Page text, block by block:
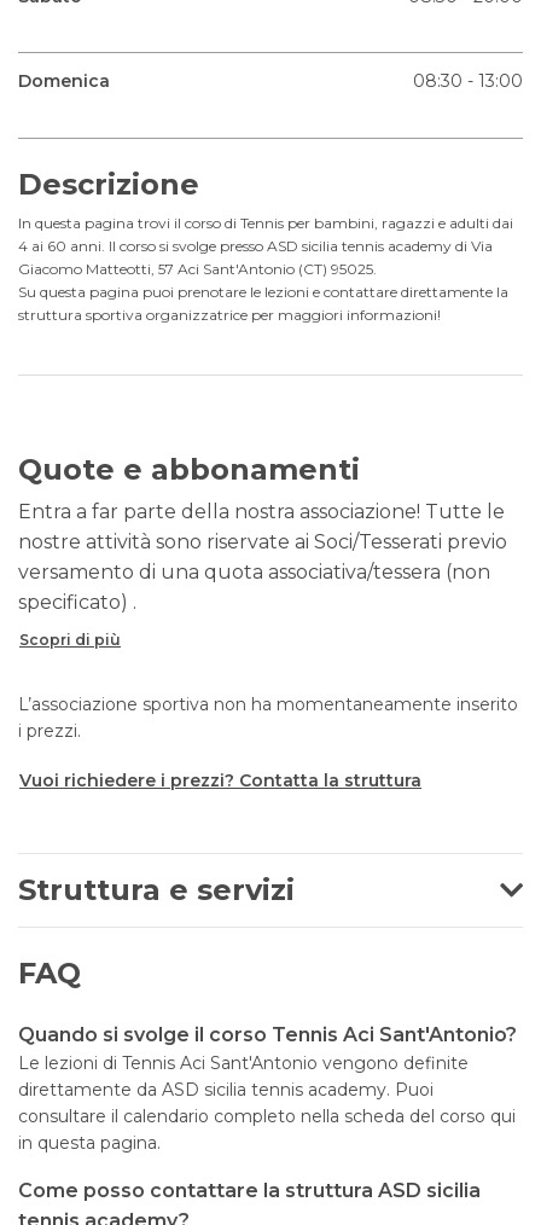
Domenica 08:30 - 13:00
Descrizione
In questa pagina trovi il corso di Tennis per bambini, ragazzi e adulti dai
4 ai 60 anni. Il corso si svolge presso ASD sicilia tennis academy di Via
Giacomo Matteotti, 57 Aci Sant'Antonio (CT) 95025.
Su questa pagina puoi prenotare le lezioni e contattare direttamente la
struttura sportiva organizzatrice per maggiori informazioni!
Quote e abbonamenti
Entra a far parte della nostra associazione! Tutte le
nostre attività sono riservate ai Soci/Tesserati previo
versamento di una quota associativa/tessera (non
specificato) .
Scopri di più
L’associazione sportiva non ha momentaneamente inserito
i prezzi.
Vuoi richiedere i prezzi? Contatta la struttura
Struttura e servizi
FAQ
Quando si svolge il corso Tennis Aci Sant'Antonio?
Le lezioni di Tennis Aci Sant'Antonio vengono definite
direttamente da ASD sicilia tennis academy. Puoi
consultare il calendario completo nella scheda del corso qui
in questa pagina.
Come posso contattare la struttura ASD sicilia